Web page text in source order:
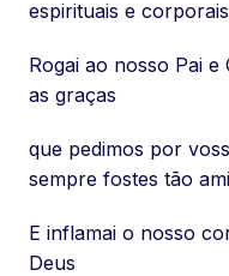
espirituais e
Rogai ao nosso Pai
as graças
que pedimos por
sempre fostes tão
E inflamai o nosso
Deus